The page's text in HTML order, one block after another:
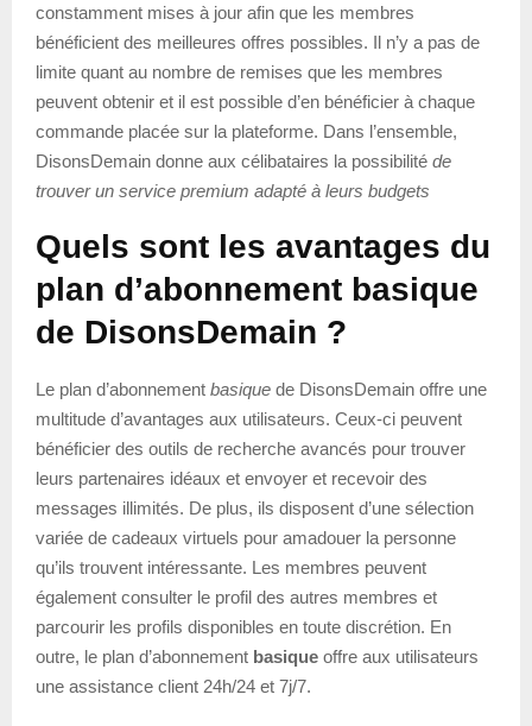
constamment mises à jour afin que les membres
bénéficient des meilleures offres possibles. Il n’y a pas de
limite quant au nombre de remises que les membres
peuvent obtenir et il est possible d’en bénéficier à chaque
commande placée sur la plateforme. Dans l’ensemble,
DisonsDemain donne aux célibataires la possibilité de
trouver un service premium adapté à leurs budgets
Quels sont les avantages du
plan d’abonnement basique
de DisonsDemain ?
Le plan d’abonnement basique de DisonsDemain offre une
multitude d’avantages aux utilisateurs. Ceux-ci peuvent
bénéficier des outils de recherche avancés pour trouver
leurs partenaires idéaux et envoyer et recevoir des
messages illimités. De plus, ils disposent d’une sélection
variée de cadeaux virtuels pour amadouer la personne
qu’ils trouvent intéressante. Les membres peuvent
également consulter le profil des autres membres et
parcourir les profils disponibles en toute discrétion. En
outre, le plan d’abonnement basique offre aux utilisateurs
une assistance client 24h/24 et 7j/7.